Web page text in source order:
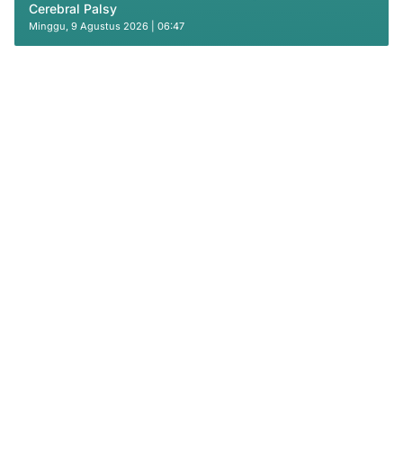
Cerebral Palsy
Minggu, 9 Agustus 2026 | 06:47